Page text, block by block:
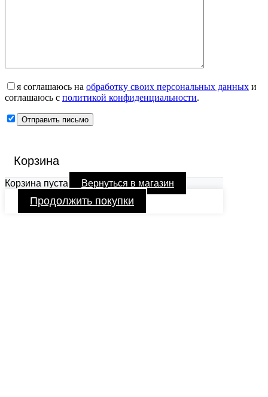
я соглашаюсь на обработку своих персональных данных и
соглашаюсь с политикой конфиденциальности.
Корзина
Корзина пуста Вернуться в магазин
Продолжить покупки